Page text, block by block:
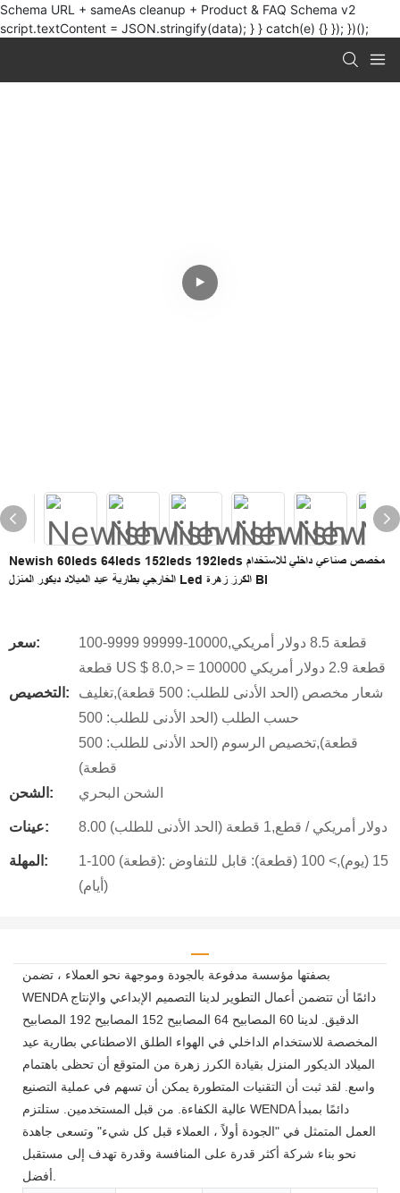
Schema URL + sameAs cleanup + Product & FAQ Schema v2
script.textContent = JSON.stringify(data); } } catch(e) {} }); })();
Newish 60leds 64leds 152leds 192leds مخصص صناعي داخلي للاستخدام
الخارجي بطارية عيد الميلاد ديكور المنزل Led الكرز زهرة Bl
سعر:
100-9999 قطعة 8.5 دولار أمريكي,10000-99999
قطعة US $ 8.0,> = 100000 قطعة 2.9 دولار أمريكي
التخصيص:
شعار مخصص (الحد الأدنى للطلب: 500 قطعة),تغليف
حسب الطلب (الحد الأدنى للطلب: 500
قطعة),تخصيص الرسوم (الحد الأدنى للطلب: 500
قطعة)
الشحن:
الشحن البحري
عينات: 8.00 دولار أمريكي / قطع,1 قطعة (الحد الأدنى للطلب)
المهلة:
1-100 (قطعة): 15 (يوم),> 100 (قطعة): قابل للتفاوض
(أيام)
بصفتها مؤسسة مدفوعة بالجودة وموجهة نحو العملاء ، تضمن
WENDA دائمًا أن تتضمن أعمال التطوير لدينا التصميم الإبداعي والإنتاج
الدقيق. لدينا 60 المصابيح 64 المصابيح 152 المصابيح 192 المصابيح
المخصصة للاستخدام الداخلي في الهواء الطلق الاصطناعي بطارية عيد
الميلاد الديكور المنزل بقيادة الكرز زهرة من المتوقع أن تحظى باهتمام
واسع. لقد ثبت أن التقنيات المتطورة يمكن أن تسهم في عملية التصنيع
عالية الكفاءة. من قبل المستخدمين. ستلتزم WENDA دائمًا بمبدأ
العمل المتمثل في "الجودة أولاً ، العملاء قبل كل شيء" وتسعى جاهدة
نحو بناء شركة أكثر قدرة على المنافسة وقدرة تهدف إلى مستقبل